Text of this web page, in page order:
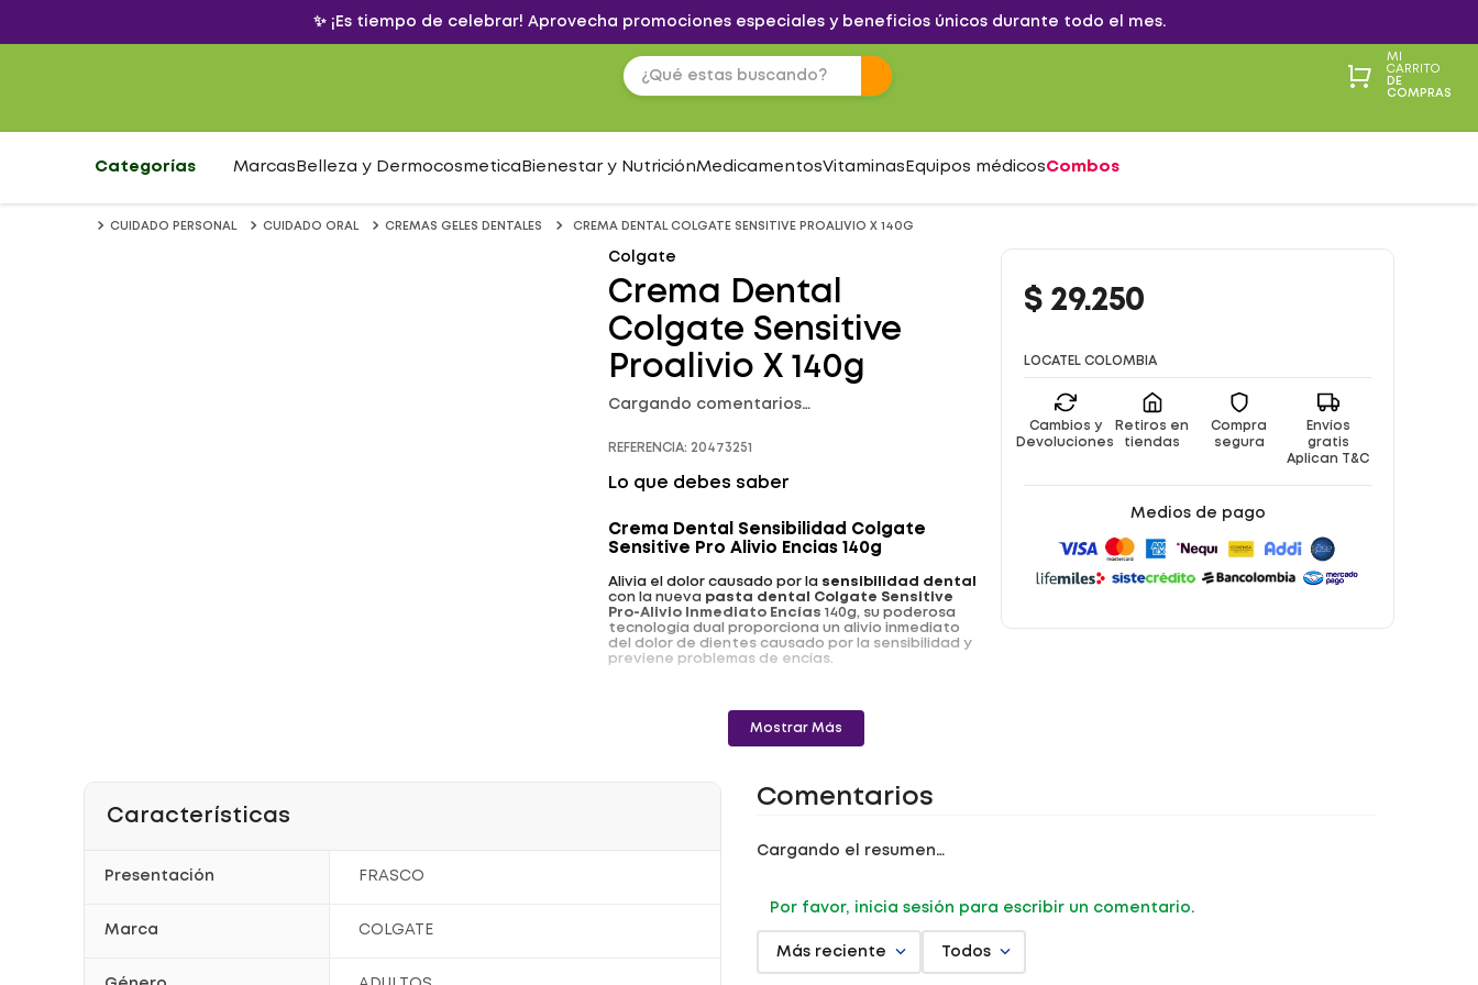
✨ ¡Es tiempo de celebrar! Aprovecha promociones especiales y beneficios únicos durante todo el mes.
MI
CARRITO
DE
COMPRAS
Categorías Marcas Belleza y Dermocosmetica Bienestar y NutriciónMedicamentosVitaminas Equipos médicosCombos
CUIDADO PERSONAL CUIDADO ORAL CREMAS GELES DENTALES CREMA DENTAL COLGATE SENSITIVE PROALIVIO X 140G
Colgate
Crema Dental
Colgate Sensitive
Proalivio X 140g
Cargando comentarios…
REFERENCIA: 20473251
Lo que debes saber
Crema Dental Sensibilidad Colgate
Sensitive Pro Alivio Encias 140g
Alivia el dolor causado por la sensibilidad dental
con la nueva
pasta dental
Colgate Sensitive
Pro-Alivio Inmediato Encías 140g, su poderosa
tecnología dual proporciona un alivio inmediato
del dolor de dientes causado por la sensibilidad y
previene problemas de encías.
- Esta crema dental para dientes sensibles con
flúor y arginina fue desarrollada por dentistas,
- Dile adiós a los dientes sensibles con la pasta de
sangrado de encías.
Mostrar Más
$ 29.250
LOCATEL COLOMBIA
Cambios y
Devoluciones
Retiros en
tiendas
Compra
segura
Envíos
gratis
Aplican T&C
Medios de pago
Características
Presentación FRASCO
Marca COLGATE
Comentarios
Cargando el resumen…
Por favor, inicia sesión para escribir un comentario.
Más reciente Todos